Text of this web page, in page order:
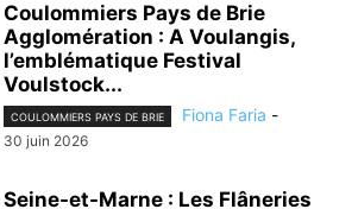
Coulommiers Pays de Brie
Agglomération : A Voulangis,
l’emblématique Festival
Voulstock...
COULOMMIERS PAYS DE BRIE Fiona Faria -
30 juin 2026
Seine-et-Marne : Les Flâneries